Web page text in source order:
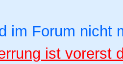
im Forum nicht
ist vorerst